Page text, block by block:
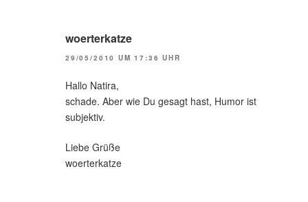
woerterkatze
29/05/2010 UM 17:36 UHR
Hallo Natira,
schade. Aber wie Du gesagt hast, Humor ist
subjektiv.
Liebe Grüße
woerterkatze